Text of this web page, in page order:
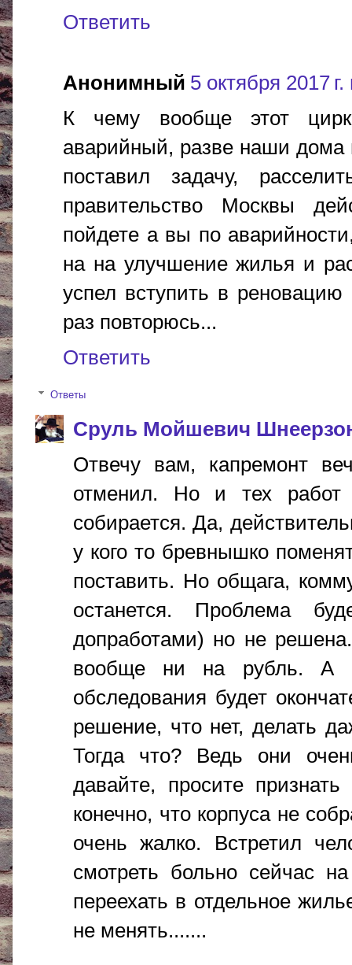
Ответить
Анонимный 5 октября 2017
К чему вообще этот
аварийный, разве наши дома
поставил задачу,
правительство Москвы
пойдете а вы по
на на улучшение жилья и
успел вступить в
раз повторюсь...
Ответить
Ответы
Сруль Мойшевич
Отвечу вам, капремонт
отменил. Но и тех работ
собирается. Да,
у кого то бревнышко
поставить. Но общага,
останется. Проблема
допработами) но не
вообще ни на рубль. А
обследования будет
решение, что нет, делать
Тогда что? Ведь они
давайте, просите
конечно, что корпуса не
очень жалко. Встретил
смотреть больно сейчас
переехать в отдельное
не менять.......